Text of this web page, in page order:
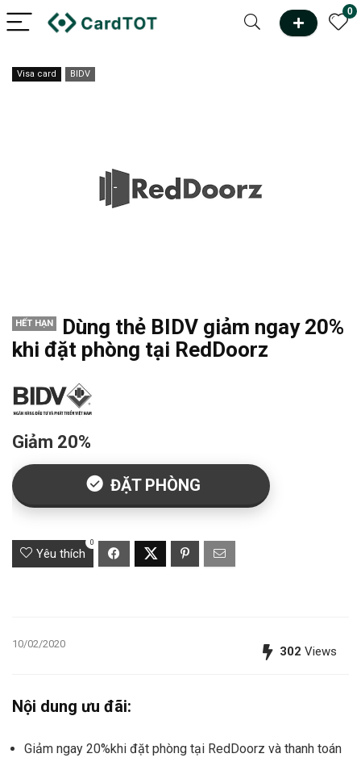
0
Visa card BIDV
HẾT HẠN
Dùng thẻ BIDV giảm ngay 20%
khi đặt phòng tại RedDoorz
Giảm 20%
ĐẶT PHÒNG
Yêu thích
0
10/02/2020
302 Views
Nội dung ưu đãi:
Giảm ngay 20%khi đặt phòng tại RedDoorz và thanh toán